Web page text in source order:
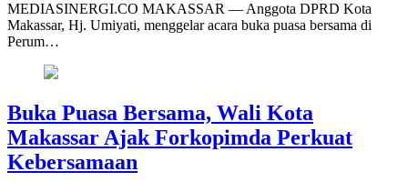
MEDIASINERGI.CO MAKASSAR — Anggota DPRD Kota
Makassar, Hj. Umiyati, menggelar acara buka puasa bersama di
Perum…
Buka Puasa Bersama, Wali Kota
Makassar Ajak Forkopimda Perkuat
Kebersamaan